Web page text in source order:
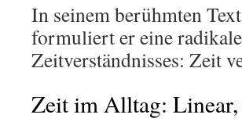
In seinem berühmten
formuliert er eine
Zeitverständnisses: Zeit
Zeit im Alltag: Linear,